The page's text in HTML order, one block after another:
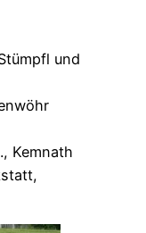
und
Kemnath